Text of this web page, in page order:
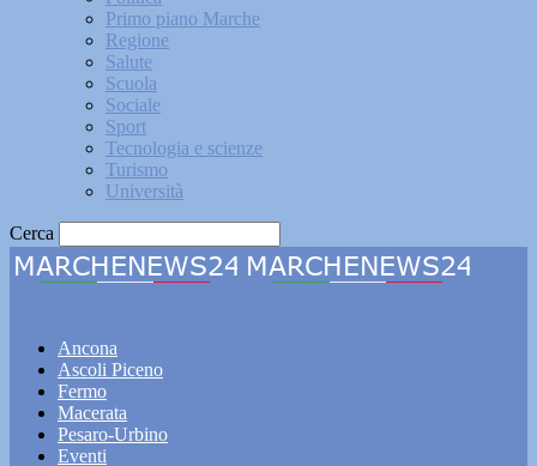
Primo piano Marche
Regione
Salute
Scuola
Sociale
Sport
Tecnologia e scienze
Turismo
Università
Cerca
Ancona
Ascoli Piceno
Fermo
Macerata
Pesaro-Urbino
Eventi